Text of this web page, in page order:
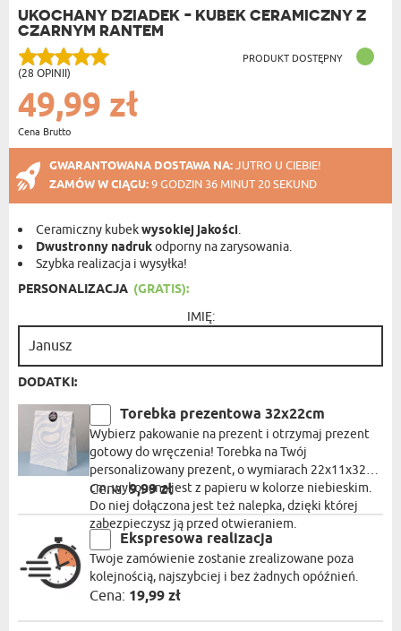
UKOCHANY DZIADEK - KUBEK CERAMICZNY Z
CZARNYM RANTEM
(28 OPINII)
PRODUKT DOSTĘPNY
49,99 zł
Cena Brutto
GWARANTOWANA DOSTAWA NA:JUTRO U CIEBIE!
ZAMÓW W CIĄGU:9 GODZIN 36 MINUT 20 SEKUND
Ceramiczny kubekwysokiej jakości.
Dwustronny nadrukodporny na zarysowania.
Szybka realizacja i wysyłka!
PERSONALIZACJA (GRATIS):
IMIĘ:
DODATKI:
Torebka prezentowa 32x22cm
Wybierz pakowanie na prezent i otrzymaj prezent
gotowy do wręczenia! Torebka na Twój
personalizowany prezent, o wymiarach 22x11x32
cm, wykonana jest z papieru w kolorze niebieskim.
Do niej dołączona jest też nalepka, dzięki której
zabezpieczysz ją przed otwieraniem.
Cena:9,99 zł
Ekspresowa realizacja
Twoje zamówienie zostanie zrealizowane poza
kolejnością, najszybciej i bez żadnych opóźnień.
Cena: 19,99 zł